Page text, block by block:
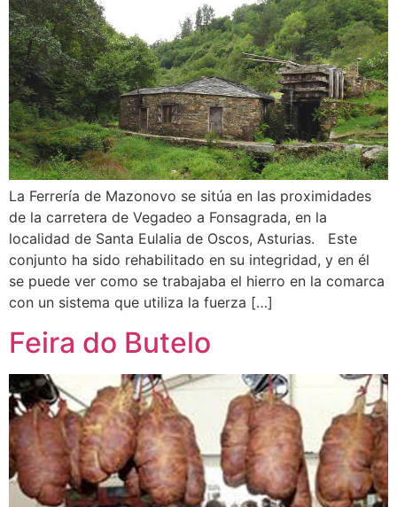
La Ferrería de Mazonovo se sitúa en las proximidades
de la carretera de Vegadeo a Fonsagrada, en la
localidad de Santa Eulalia de Oscos, Asturias. Este
conjunto ha sido rehabilitado en su integridad, y en él
se puede ver como se trabajaba el hierro en la comarca
con un sistema que utiliza la fuerza […]
Feira do Butelo